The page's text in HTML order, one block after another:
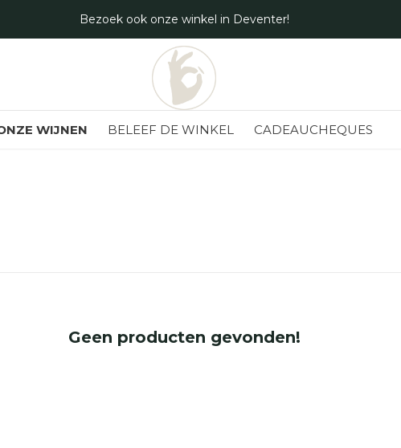
WIJNEN BELEEF DE WINKEL CADEAUCHEQUES
Bezoek ook onze winkel in Deventer!
Geen producten gevonden!